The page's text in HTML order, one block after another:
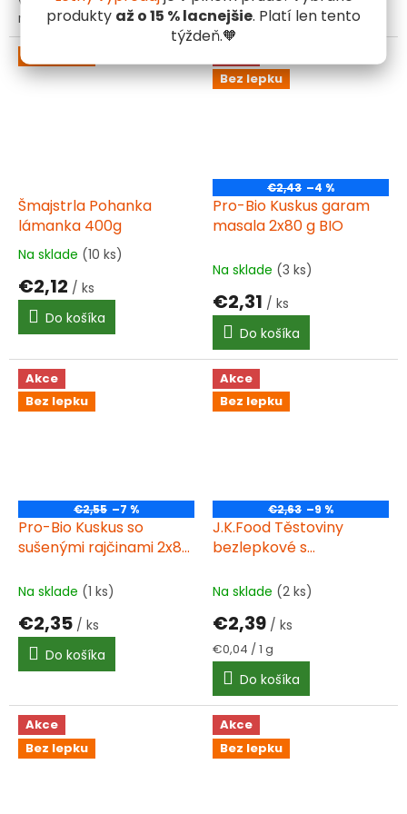
raňajky, kaše a pečenie.
Vyskúšajte ich dnes!
Šmajstrla Pohanka
lámanka 400g
Priemerné
produktu
5,0
5
hviezdičiek.
Na sklade (10 ks)
€2,12 / ks
Do košíka
Bez lepku
€2,43 –4 %
Pro-Bio Kuskus garam
masala 2x80 g BIO
Na sklade (3 ks)
€2,31 / ks
Do košíka
Akce
Bez lepku
€2,55 –7 %
Pro-Bio Kuskus so
sušenými rajčinami 2x80
Na sklade (1 ks)
€2,35 / ks
Do košíka
Akce
Bez lepku
€2,63 –9 %
J.K.Food Těstoviny
bezlepkové s
g
Na sklade (2 ks)
€2,39 / ks
Jednotková
cena:
€0,04 / 1 g
Do košíka
Akce
Bez lepku
Akce
Bez lepku
produkty až o 15 % lacnejšie. Platí len tento
týždeň.🧡